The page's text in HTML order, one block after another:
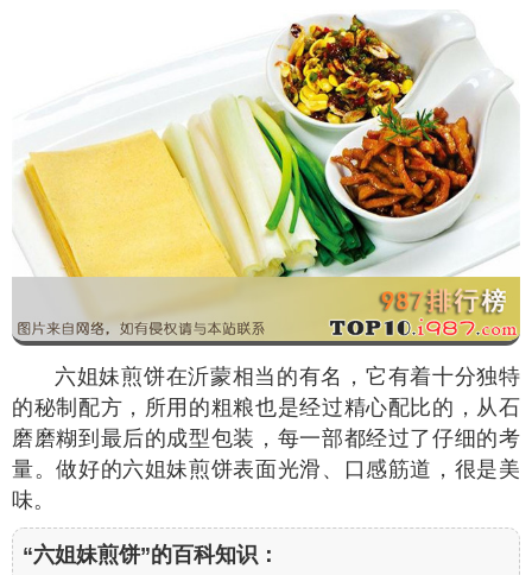
六姐妹煎饼在沂蒙相当的有名，它有着十分独特
的秘制配方，所用的粗粮也是经过精心配比的，从石
磨磨糊到最后的成型包装，每一部都经过了仔细的考
量。做好的六姐妹煎饼表面光滑、口感筋道，很是美
味。
“六姐妹煎饼”的百科知识：